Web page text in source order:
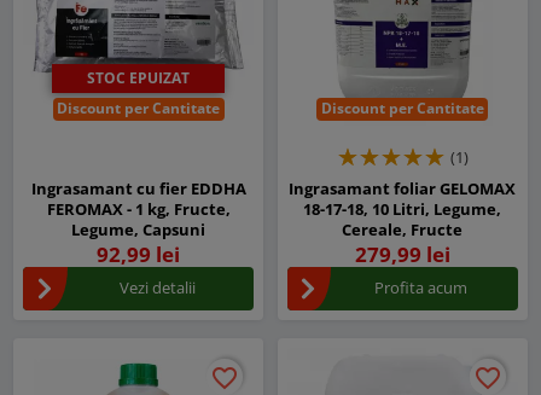
STOC EPUIZAT
Discount per Cantitate
Ingrasamant cu fier EDDHA
FEROMAX - 1 kg, Fructe,
Legume, Capsuni
92,99 lei
Vezi detalii
Discount per Cantitate
(1)
Ingrasamant foliar GELOMAX
18-17-18, 10 Litri, Legume,
Cereale, Fructe
279,99 lei
Profita acum
favorite_border
favorite_border favorite_border
favorite_border